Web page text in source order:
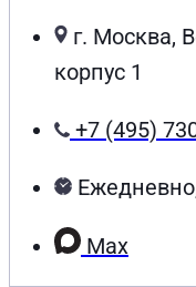
г. Москва,
корпус 1
+7 (495)
Max